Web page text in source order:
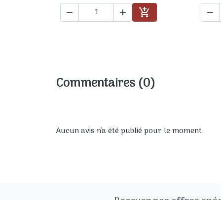
  
Ajouter au panier

Commentaires (0)
Aucun avis n'a été publié pour le moment.